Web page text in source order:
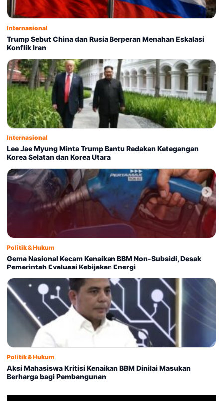
Internasional
Trump Sebut China dan Rusia Berperan Menahan Eskalasi
Konflik Iran
Internasional
Lee Jae Myung Minta Trump Bantu Redakan Ketegangan
Korea Selatan dan Korea Utara
Politik & Hukum
Gema Nasional Kecam Kenaikan BBM Non-Subsidi, Desak
Pemerintah Evaluasi Kebijakan Energi
Politik & Hukum
Aksi Mahasiswa Kritisi Kenaikan BBM Dinilai Masukan
Berharga bagi Pembangunan